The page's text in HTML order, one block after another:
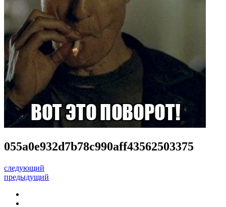
055a0e932d7b78c990aff43562503375
следующий
предыдущий